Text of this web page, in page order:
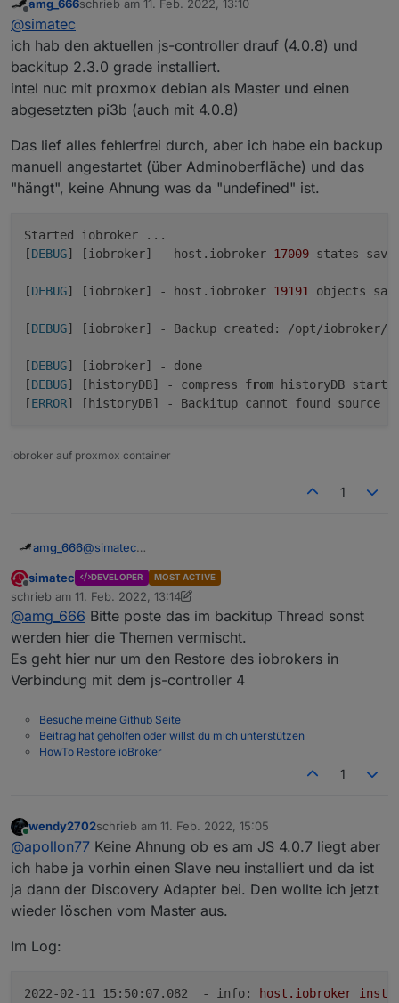
Hier gab es für den js-controller einige größere
Es wäre super, wenn hier die Tester des js-controllers
Voraussetzung für einen Test des Restores ist js-
controller größer 4.0.6, da alle Anpassungen in
kleineren 4er Versionen noch nicht enthalten sind.
Auch Versionen von js-controller 3.3.x werden weiter
unterstützt.
Alle Änderungen findet Ihr im Backitup Thread.
https://forum.iobroker.net/post/760337
Offline
amg_666schrieb am 11. Feb. 2022, 13:10
zuletzt editiert von
@simatec
ich hab den aktuellen js-controller drauf (4.0.8) und
backitup 2.3.0 grade installiert.
intel nuc mit proxmox debian als Master und einen
abgesetzten pi3b (auch mit 4.0.8)
Das lief alles fehlerfrei durch, aber ich habe ein backup
manuell angestartet (über Adminoberfläche) und das
"hängt", keine Ahnung was da "undefined" ist.
Started iobroker ...
[DEBUG] [iobroker] - host.iobroker 17009 states
[DEBUG] [iobroker] - host.iobroker 19191 objects
[DEBUG] [iobroker] - Backup created: /opt/iobroker/
[DEBUG] [iobroker] - done
[DEBUG] [historyDB] - compress from historyDB
[ERROR] [historyDB] - Backitup cannot found source
iobroker auf proxmox container
1
amg_666@simatec
backitup 2.3.0 grade installiert.
intel nuc mit proxmox debian als Master und einen
abgesetzten pi3b (auch mit 4.0.8)
Das lief alles fehlerfrei durch, aber ich habe ein
backup manuell angestartet (über Adminoberfläche)
und das "hängt", keine Ahnung was da "undefined"
ist.
Started iobroker ...
[DEBUG] [iobroker] - host.iobroker 17009
[DEBUG] [iobroker] - host.iobroker 19191
[DEBUG] [iobroker] - done
[DEBUG] [historyDB] - compress from
Offline
simatec DEVELOPER MOST ACTIVE
schrieb am 11. Feb. 2022, 13:14
zuletzt editiert von simatec2. Nov. 2022, 15:11
@amg_666 Bitte poste das im backitup Thread sonst
werden hier die Themen vermischt.
Es geht hier nur um den Restore des iobrokers in
Verbindung mit dem js-controller 4
Besuche meine Github Seite
Beitrag hat geholfen oder willst du mich unterstützen
HowTo Restore ioBroker
1
Online
wendy2702schrieb am 11. Feb. 2022, 15:05
zuletzt editiert von
@apollon77 Keine Ahnung ob es am JS 4.0.7 liegt aber
ich habe ja vorhin einen Slave neu installiert und da ist
ja dann der Discovery Adapter bei. Den wollte ich jetzt
wieder löschen vom Master aus.
Im Log:
2022-02-11 15:50:07.082  - info: host.iobroker